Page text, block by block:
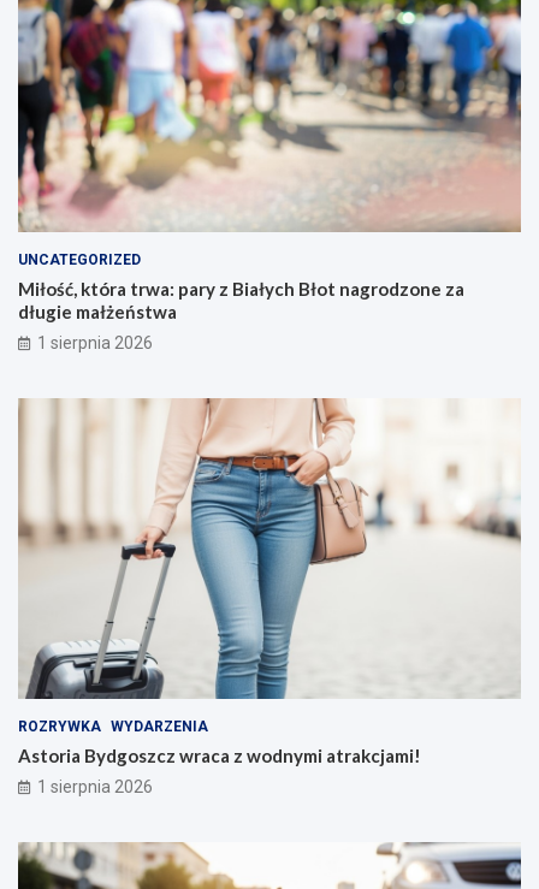
UNCATEGORIZED
Miłość, która trwa: pary z Białych Błot nagrodzone za
długie małżeństwa
1 sierpnia 2026
ROZRYWKA WYDARZENIA
Astoria Bydgoszcz wraca z wodnymi atrakcjami!
1 sierpnia 2026